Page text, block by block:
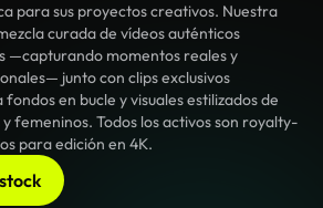
para sus proyectos creativos. Nuestra
curada de vídeos auténticos
—capturando momentos reales y
junto con clips exclusivos
en bucle y visuales estilizados de
femeninos. Todos los activos son royalty-
para edición en 4K.